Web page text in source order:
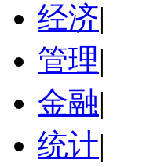
经济|
管理|
金融|
统计|